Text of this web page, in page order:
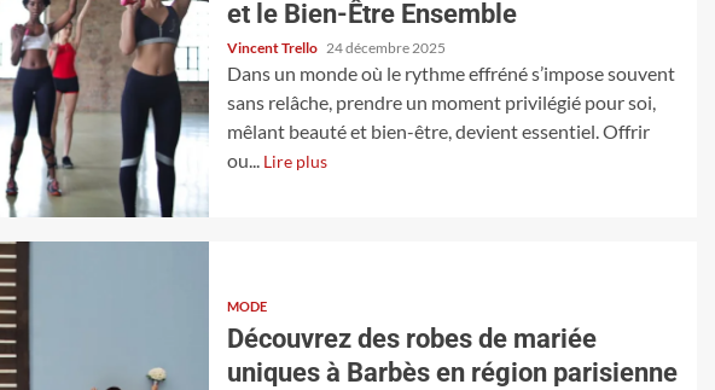
et le Bien-Être Ensemble
Vincent Trello 24 décembre 2025
Dans un monde où le rythme effréné s’impose souvent
sans relâche, prendre un moment privilégié pour soi,
mêlant beauté et bien-être, devient essentiel. Offrir
ou... Lire plus
MODE
Découvrez des robes de mariée
uniques à Barbès en région parisienne